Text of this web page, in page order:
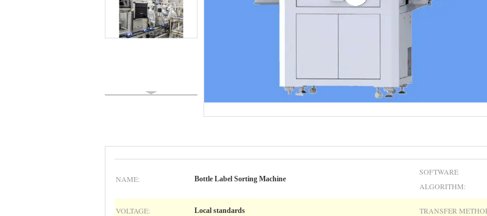
NAME: Bottle Label Sorting Machine
SOFTWARE
ALGORITHM:
VOLTAGE: Local standards TRANSFER